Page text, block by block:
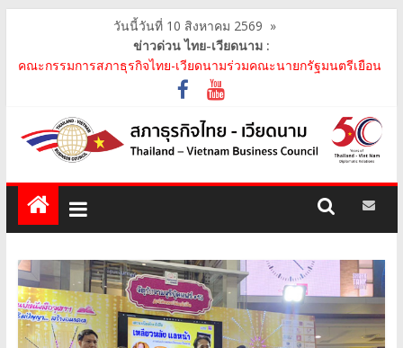
วันนี้วันที่ 10 สิงหาคม 2569 »
ข่าวด่วน ไทย-เวียดนาม :
คณะกรรมการสภาธุรกิจไทย-เวียดนามร่วมคณะนายกรัฐมนตรีเยือน
เวียดนาม อย่างเป็นทางการ เสริมสร้างความร่วมมื..
คณะกรรมการสภาธุรกิจไทย-เวียดนาม เข้าร่วมประชุมหารือคณะรัฐ
เวียดนาม The Central Steering Committee on ..
คณะกรรมการสภาธุรกิจไทย-เวียดนาม ประชุมหารือร่วมกับคณะผู้
แทนภาครัฐเวียดนาม จากคณะกรรมการประชาชน กรุงฮ..
คณะกรรมการสภาธุรกิจไทย-เวียดนาม เข้าร่วมงานวันคล้ายวัน
สถาปนา บริษัท ห้องปฏิบัติการกลาง (ประเทศไทย) จ..
สภาธุรกิจไทย-เวียดนาม เข้าร่วมงานสัมมนา "Investment and